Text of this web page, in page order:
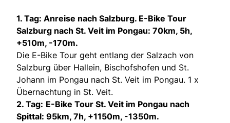
1. Tag: Anreise nach Salzburg. E-Bike Tour
Salzburg nach St. Veit im Pongau: 70km, 5h,
+510m, -170m.
Die E-Bike Tour geht entlang der Salzach von
Salzburg über Hallein, Bischofshofen und St.
Johann im Pongau nach St. Veit im Pongau. 1 x
Übernachtung in St. Veit.
2. Tag: E-Bike Tour St. Veit im Pongau nach
Spittal: 95km, 7h, +1150m, -1350m.